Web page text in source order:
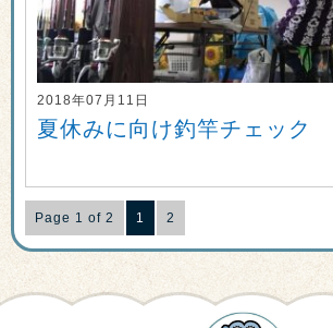
2018年07月11日
夏休みに向け釣竿チェック
Page 1 of 2 1 2